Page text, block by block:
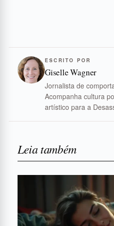
ESCRITO POR
Giselle Wagner
Jornalista de
Acompanha cultura
artístico para a
Leia também